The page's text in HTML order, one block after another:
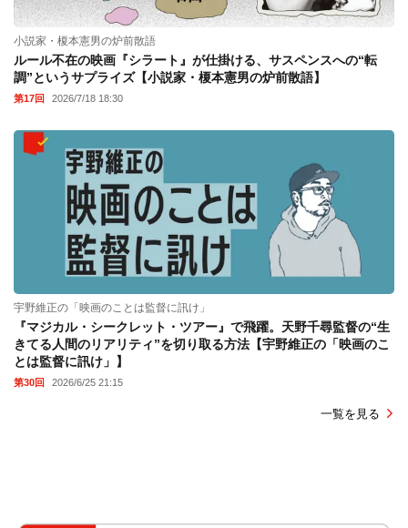
小説家・榎本憲男の炉前散語
ルール不在の映画『シラート』が仕掛ける、サスペンスへの“転
調”というサプライズ【小説家・榎本憲男の炉前散語】
第17回 2026/7/18 18:30
宇野維正の「映画のことは監督に訊け」
『マジカル・シークレット・ツアー』で飛躍。天野千尋監督の“生
きてる人間のリアリティ”を切り取る方法【宇野維正の「映画のこ
とは監督に訊け」】
第30回 2026/6/25 21:15
一覧を見る